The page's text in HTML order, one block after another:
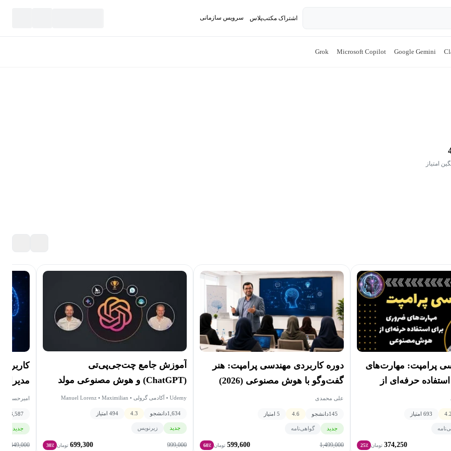
اشتراک مکتب‌پلاس سرویس سازمانی
Google Gemini
Microsoft Copilot
Grok
امتیاز
پرامپت: مهارت‌های
حرفه‌ای از
4.2 693 امتیاز
374,250 تومان 25٪
دوره کاربردی مهندسی پرامپت: هنر
گفت‌وگو با هوش مصنوعی (2026)
علی محمدی
145دانشجو 4.6 5 امتیاز
جدید گواهی‌نامه
1,499,000
599,600 تومان 60٪
آموزش جامع چت‌جی‌پی‌تی
(ChatGPT) و هوش مصنوعی مولد
(Generative AI)
Udemy • آکادمی گرولی • Manuel Lorenz • Maximilian
1,634دانشجو 4.3 494 امتیاز
جدید زیرنویس
999,000
699,300 تومان 30٪
مدیران
امیرحسین
3,587
جدید
449,000